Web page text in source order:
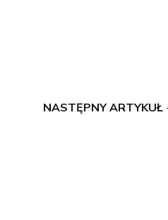
NASTĘPNY ARTYKUŁ